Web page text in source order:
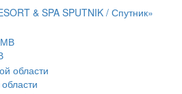
& SPA SPUTNIK / Спутник»